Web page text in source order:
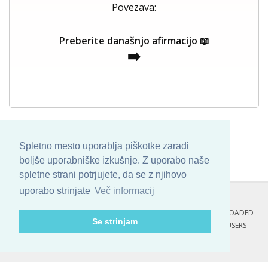
Spletno mesto uporablja piškotke zaradi
boljše uporabniške izkušnje. Z uporabo naše
spletne strani potrjujete, da se z njihovo
uporabo strinjate Več informacij
Se strinjam
Povezava:
Preberite današnjo afirmacijo 📖
➡️
COPYRIGHT © 2013 - 2026 BYSKINBASE. ALL ARTWORK ARE UPLOADED
AND COPYRIGHTED TO ITS AUTHOR.
POZITIVNE MISLI : 79 USERS